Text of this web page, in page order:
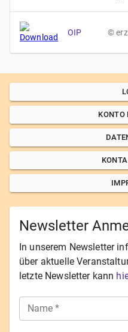
OIP ©
KONTO
Newsletter
In unserem Newsletter
über aktuelle
letzte Newsletter kann
Name *